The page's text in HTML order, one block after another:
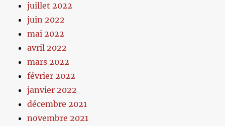
juillet 2022
juin 2022
mai 2022
avril 2022
mars 2022
février 2022
janvier 2022
décembre 2021
novembre 2021